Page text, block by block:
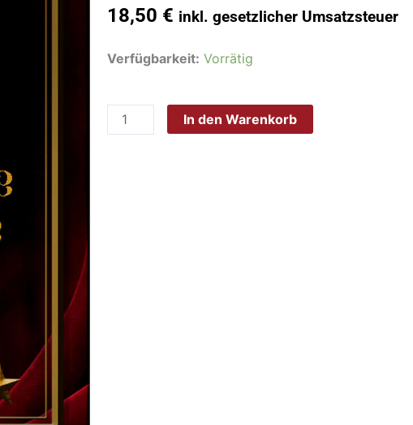
18,50 € inkl. gesetzlicher Umsatzsteuer
Verfügbarkeit: Vorrätig
Schild
In den Warenkorb